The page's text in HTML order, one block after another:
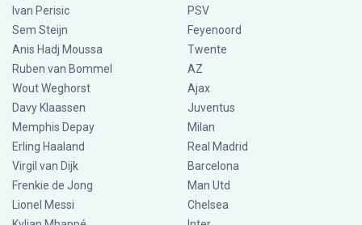
Ivan Perisic
Sem Steijn
Anis Hadj Moussa
Ruben van Bommel
Wout Weghorst
Davy Klaassen
Memphis Depay
Erling Haaland
Virgil van Dijk
Frenkie de Jong
Lionel Messi
PSV
Feyenoord
Twente
AZ
Ajax
Juventus
Milan
Real Madrid
Barcelona
Man Utd
Chelsea